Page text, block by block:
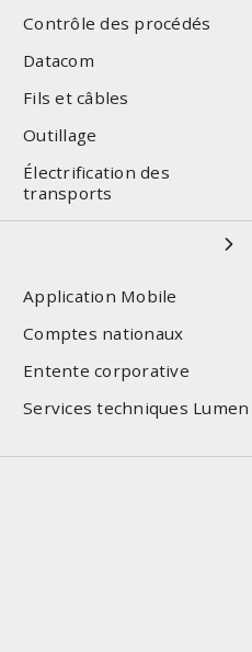
Contrôle des procédés
Datacom
Fils et câbles
Outillage
Électrification des
transports
Application Mobile
Comptes nationaux
Entente corporative
Services techniques Lumen